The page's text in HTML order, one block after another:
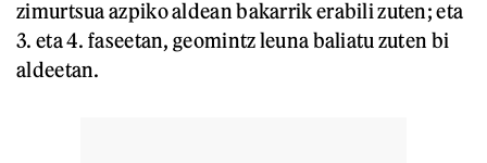
zimurtsua azpiko aldean bakarrik erabili zuten; eta
3. eta 4. faseetan, geomintz leuna baliatu zuten bi
aldeetan.